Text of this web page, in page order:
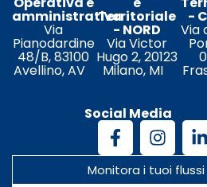
amministrativa
Via
Pianodardine
48/B, 83100
Avellino, AV
Territoriale
- NORD
Via Victor
Hugo 2, 20123
Milano, MI
-
Via
Social Media
Monitora i tuoi